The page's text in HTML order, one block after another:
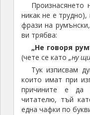
Произнасянето
никак не е
фрази на
ви трябва:
„Не говоря
(чете се като „ну
Тук изписвам
които имат при
причините е да
читателю, тъй
една чафки по